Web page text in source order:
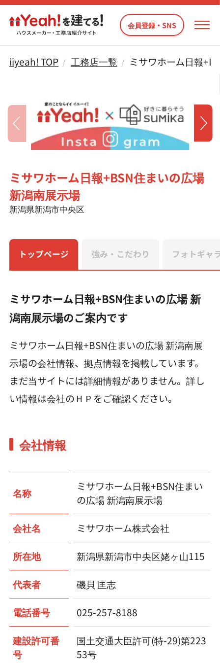
会員登録・SNS
iiyeah! TOP 工務店一覧 ミサワホーム日報
ミサワホーム日報+BSN住まいの広場
新潟南展示場
新潟県新潟市中央区
トップページ 強み・こだわり フォトギャ
ミサワホーム日報+BSN住まいの広場 新
潟南展示場のご案内です
ミサワホーム日報+BSN住まいの広場 新潟南展
示場の会社情報、拠点情報を掲載しています。
まだ当サイトには詳細情報がありません。詳し
い情報は会社のＨＰをご確認ください。
会社情報
名称
ミサワホーム日報+BSN住まい
の広場 新潟南展示場
会社名 ミサワホーム株式会社
所在地 新潟県新潟市中央区姥ヶ山115
代表者 磯貝 匡志
電話番号 025-257-8188
建設許可番
号
国土交通大臣許可(特-29)第223
53号